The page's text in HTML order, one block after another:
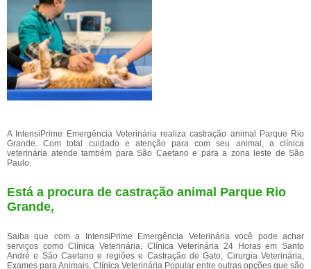
A IntensiPrime Emergência Veterinária realiza castração animal Parque Rio
Grande. Com total cuidado e atenção para com seu animal, a clínica
veterinária atende também para São Caetano e para a zona leste de São
Paulo.
Está a procura de castração animal Parque Rio
Grande,
Saiba que com a IntensiPrime Emergência Veterinária você pode achar
serviços como Clínica Veterinária, Clínica Veterinária 24 Horas em Santo
André e São Caetano e regiões e Castração de Gato, Cirurgia Veterinária,
Exames para Animais, Clínica Veterinária Popular entre outras opções que são